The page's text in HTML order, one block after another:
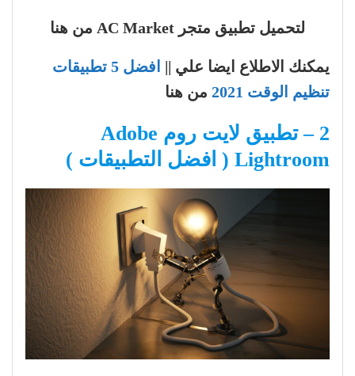
لتحميل تطبيق متجر AC Market من هنا
يمكنك الاطلاع ايضا علي ||
افضل 5 تطبيقات
تنظيم الوقت 2021
من هنا
2 – تطبيق لايت روم Adobe
Lightroom ( افضل التطبيقات )